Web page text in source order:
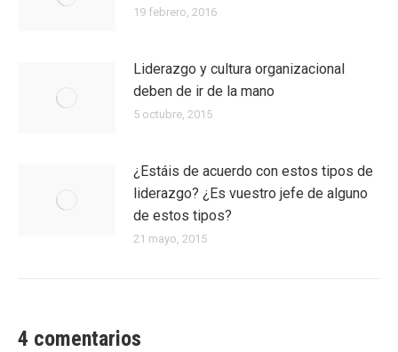
19 febrero, 2016
Liderazgo y cultura organizacional
deben de ir de la mano
5 octubre, 2015
¿Estáis de acuerdo con estos tipos de
liderazgo? ¿Es vuestro jefe de alguno
de estos tipos?
21 mayo, 2015
4 comentarios